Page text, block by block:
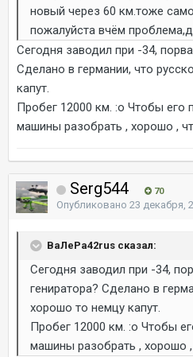
новый через 60 км.тоже
пожалуйста вчём
Сегодня заводил при -34,
Сделано в германии, что
капут.
Пробег 12000 км. :o Чтобы его
машины разобрать , хорошо ,
Serg544 70
Опубликовано 23 декабря,
ВаЛеРа42rus сказал:
Сегодня заводил при -34,
гениратора? Сделано в
хорошо то немцу капут.
Пробег 12000 км. :o Чтобы
машины разобрать , хорошо